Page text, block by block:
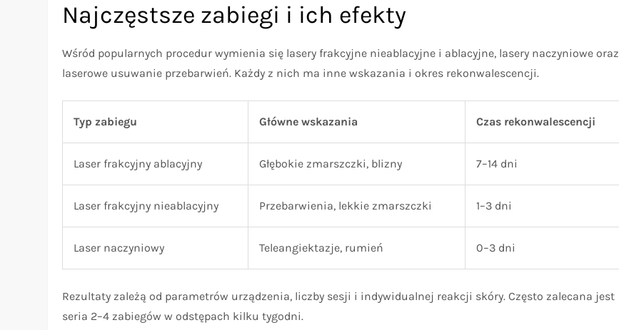
Najczęstsze zabiegi i ich efekty
Wśród popularnych procedur wymienia się lasery frakcyjne nieablacyjne i ablacyjne, lasery naczyniowe oraz
laserowe usuwanie przebarwień. Każdy z nich ma inne wskazania i okres rekonwalescencji.
Typ zabiegu Główne wskazania Czas rekonwalescencji
Laser frakcyjny ablacyjny Głębokie zmarszczki, blizny 7–14 dni
Laser frakcyjny nieablacyjny Przebarwienia, lekkie zmarszczki 1–3 dni
Laser naczyniowy Teleangiektazje, rumień 0–3 dni
Rezultaty zależą od parametrów urządzenia, liczby sesji i indywidualnej reakcji skóry. Często zalecana jest
seria 2–4 zabiegów w odstępach kilku tygodni.